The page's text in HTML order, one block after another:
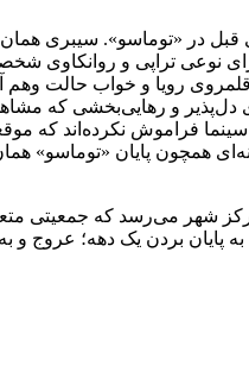
صحنه‌ی قبل در «توماسو».
نوعی تراپی و روانکاوی
رویا و خواب حالت
و رهایی‌بخشی که مشاهده
فراموش نکرده‌اند که
همچون پایان «توماسو»
شهر می‌رسد که جمعیتی
پایان بردن یک دهه؛